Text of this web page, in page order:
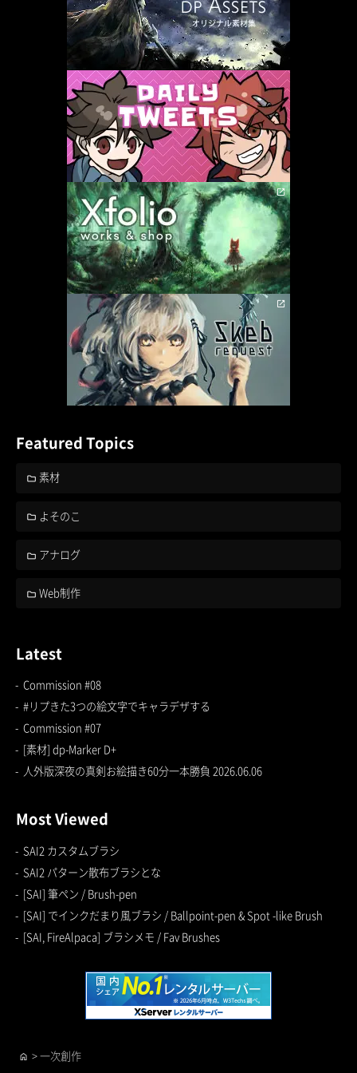
Featured Topics
素材
よそのこ
アナログ
Web制作
Latest
Commission #08
#リプきた3つの絵文字でキャラデザする
Commission #07
[素材] dp-Marker D+
人外版深夜の真剣お絵描き60分一本勝負 2026.06.06
Most Viewed
SAI2 カスタムブラシ
SAI2 パターン散布ブラシとな
[SAI] 筆ペン / Brush-pen
[SAI] でインクだまり風ブラシ / Ballpoint-pen & Spot -like Brush
[SAI, FireAlpaca] ブラシメモ / Fav Brushes
home >一次創作